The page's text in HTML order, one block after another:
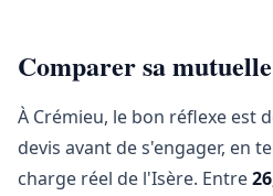
Comparer sa
À Crémieu, le bon réflexe est
devis avant de s'engager, en
charge réel de l'Isère. Entre